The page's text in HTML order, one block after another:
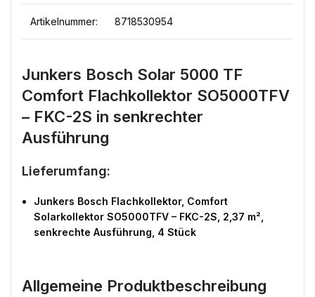
Artikelnummer: 8718530954
Junkers Bosch Solar 5000 TF
Comfort Flachkollektor SO5000TFV
– FKC-2S in senkrechter
Ausführung
Lieferumfang:
Junkers Bosch Flachkollektor, Comfort
Solarkollektor SO5000TFV – FKC-2S, 2,37 m²,
senkrechte Ausführung, 4 Stück
Allgemeine Produktbeschreibung